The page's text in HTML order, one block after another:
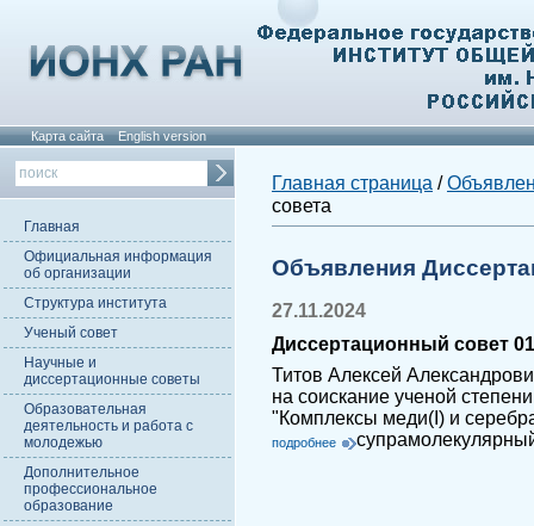
Карта сайта English version
Главная
Официальная информация
об организации
Структура института
Ученый совет
Научные и
диссертационные советы
Образовательная
деятельность и работа с
молодежью
Дополнительное
профессиональное
образование
Главная страница /
совета
Объявления
27.11.2024
Диссертационный совет
Титов Алексей
на соискание ученой
"Комплексы меди(I) и
подробнее